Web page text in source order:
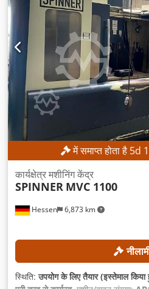
में समाप्त होता है 5d
Hessen 6,873 km
कार्यक्षेत्र मशीनिंग केंद्र
SPINNER MVC 1100
स्थिति:उपयोग के लिए तैयार (इस्तेमाल